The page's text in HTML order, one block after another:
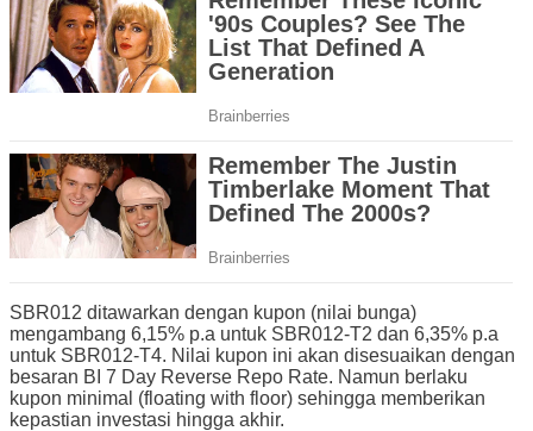
SBR012 ditawarkan dengan kupon (nilai bunga)
mengambang 6,15% p.a untuk SBR012-T2 dan 6,35% p.a
untuk SBR012-T4. Nilai kupon ini akan disesuaikan dengan
besaran BI 7 Day Reverse Repo Rate. Namun berlaku
kupon minimal (floating with floor) sehingga memberikan
kepastian investasi hingga akhir.